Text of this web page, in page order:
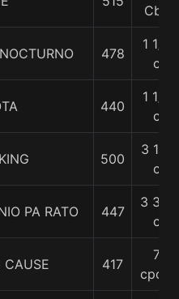
Cbz
478
1 1/4
c
440
1 1/2
c
500
3 1/4
c
PA RATO 447
3 3/4
c
CAUSE 417
7
cpos.